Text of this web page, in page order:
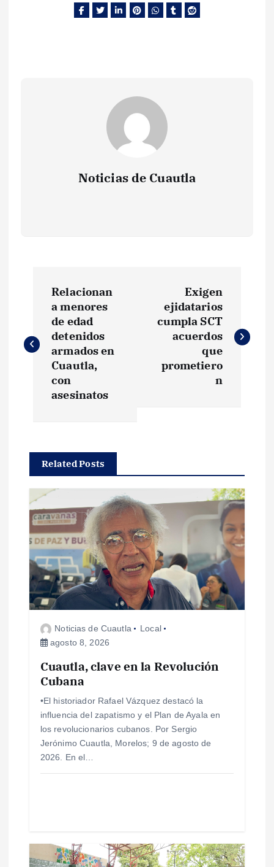
Noticias de Cuautla
v
c
ó
n
d
e
s
Relacionan
a menores
de edad
detenidos
armados en
Cuautla,
con
asesinatos
Exigen
ejidatarios
cumpla SCT
acuerdos
que
prometiero
n
Related Posts
Noticias de Cuautla
Local
agosto 8, 2026
Cuautla, clave en la Revolución
Cubana
•El historiador Rafael Vázquez destacó la
influencia del zapatismo y el Plan de Ayala en
los revolucionarios cubanos. Por Sergio
Jerónimo Cuautla, Morelos; 9 de agosto de
2026. En el…